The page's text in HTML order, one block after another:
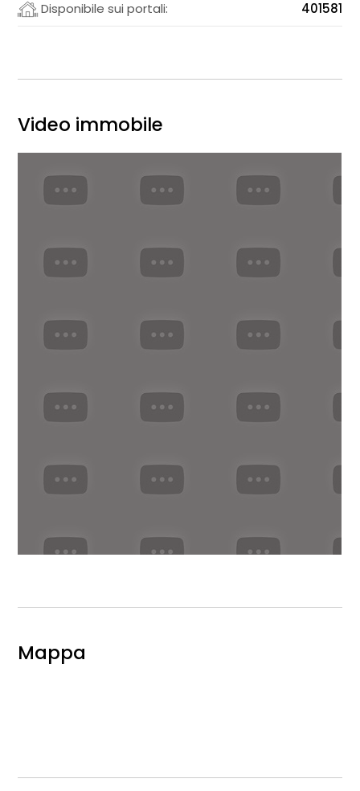
Disponibile sui portali: 401581
Video immobile
Mappa